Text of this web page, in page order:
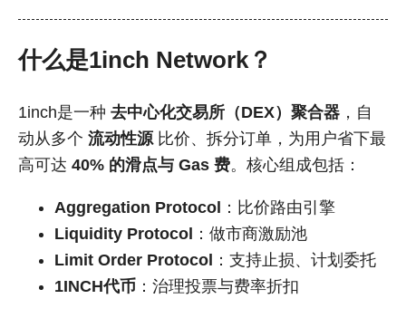
什么是1inch Network？
1inch是一种 去中心化交易所（DEX）聚合器 ，自
动从多个 流动性源比价、拆分订单，为用户省下最
高可达 40% 的滑点与 Gas 费。核心组成包括：
Aggregation Protocol ：比价路由引擎
Liquidity Protocol ：做市商激励池
Limit Order Protocol ：支持止损、计划委托
1INCH代币 ：治理投票与费率折扣